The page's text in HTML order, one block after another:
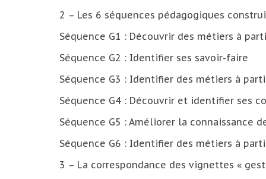
2 – Les 6 séquences pédagogiques
Séquence G1 : Découvrir des métiers à
Séquence G2 : Identifier ses savoir-faire
Séquence G3 : Identifier des métiers à
Séquence G4 : Découvrir et identifier ses
Séquence G5 : Améliorer la connaissance
Séquence G6 : Identifier des métiers à
3 – La correspondance des vignettes «